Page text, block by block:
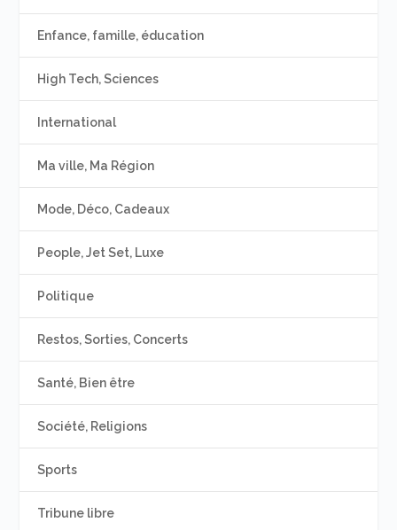
Enfance, famille, éducation
High Tech, Sciences
International
Ma ville, Ma Région
Mode, Déco, Cadeaux
People, Jet Set, Luxe
Politique
Restos, Sorties, Concerts
Santé, Bien être
Société, Religions
Sports
Tribune libre